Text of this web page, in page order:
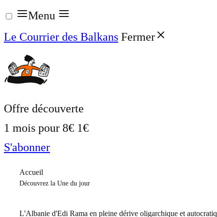
Aller
au
contenu
Menu
Le Courrier des Balkans Fermer
Offre découverte
1 mois pour 8€ 1€
S'abonner
Accueil
Découvrez la Une du jour
L'Albanie d'Edi Rama en pleine dérive oligarchique et